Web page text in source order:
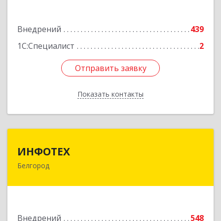
Внедрений
439
1С:Специалист
2
Отправить заявку
Показать контакты
Отправить заявку
Назад
ИНФОТЕХ
Белгород
Внедрений
548